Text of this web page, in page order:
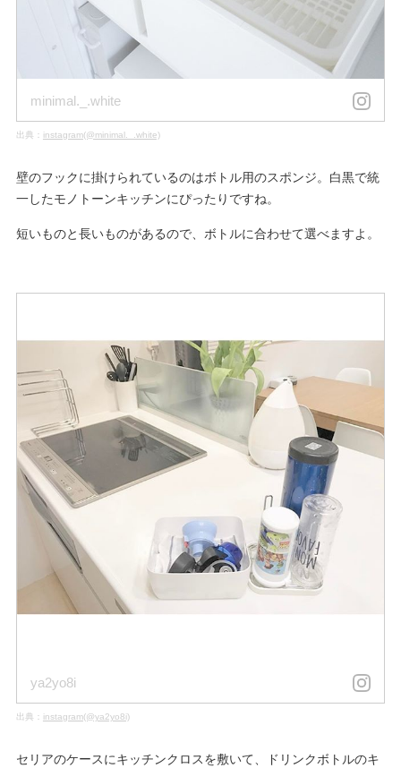
minimal._.white
出典： instagram(@minimal._.white)
壁のフックに掛けられているのはボトル用のスポンジ。白黒で統
一したモノトーンキッチンにぴったりですね。
短いものと長いものがあるので、ボトルに合わせて選べますよ。
ya2yo8i
出典： instagram(@ya2yo8i)
セリアのケースにキッチンクロスを敷いて、ドリンクボトルのキ